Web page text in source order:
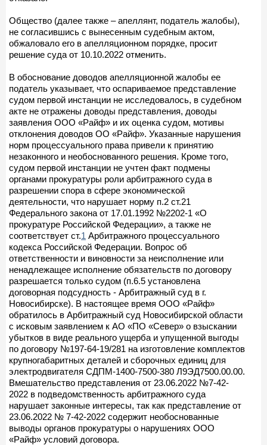
Общество (далее также – апеллянт, податель жалобы),
не согласившись с вынесенным судебным актом,
обжаловало его в апелляционном порядке, просит
решение суда от 10.10.2022 отменить.
В обоснование доводов апелляционной жалобы ее
податель указывает, что оспариваемое представление
судом первой инстанции не исследовалось, в судебном
акте не отражены доводы представления, доводы
заявления ООО «Райф» и их оценка судом, мотивы
отклонения доводов ОО «Райф». Указанные нарушения
норм процессуального права привели к принятию
незаконного и необоснованного решения. Кроме того,
судом первой инстанции не учтен факт подмены
органами прокуратуры роли арбитражного суда в
разрешении спора в сфере экономической
деятельности, что нарушает норму п.2 ст.21
Федерального закона от 17.01.1992 №2202-1 «О
прокуратуре Российской Федерации», а также не
соответствует ст.1 Арбитражного процессуального
кодекса Российской Федерации. Вопрос об
ответственности и виновности за неисполнение или
ненадлежащее исполнение обязательств по договору
разрешается только судом (п.6.5 установлена
договорная подсудность - Арбитражный суд в г.
Новосибирске). В настоящее время ООО «Райф»
обратилось в Арбитражный суд Новосибирской области
с исковым заявлением к АО «ПО «Север» о взыскании
убытков в виде реального ущерба и упущенной выгоды
по договору №197-64-19/281 на изготовление комплектов
крупногабаритных деталей и сборочных единиц для
электродвигателя СДПМ-1400-7500-380 Л9ЭД7500.00.00.
Вмешательство представления от 23.06.2022 №7-42-
2022 в подведомственность арбитражного суда
нарушает законные интересы, так как представление от
23.06.2022 № 7-42-2022 содержит необоснованные
выводы органов прокуратуры о нарушениях ООО
«Райф» условий договора.